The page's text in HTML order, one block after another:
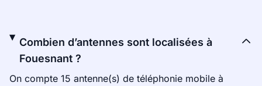
Combien d’antennes sont localisées à
Fouesnant ?
On compte 15 antenne(s) de téléphonie mobile à